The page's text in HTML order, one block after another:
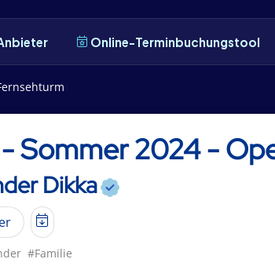
Online-Terminbuchungstool
Sommer 2024 -
Dikka
#Familie